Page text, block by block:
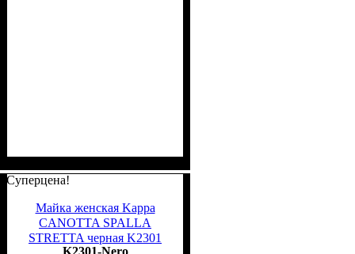
Суперцена!
Майка женская Kappa
CANOTTA SPALLA
STRETTA черная K2301
K2301-Nero